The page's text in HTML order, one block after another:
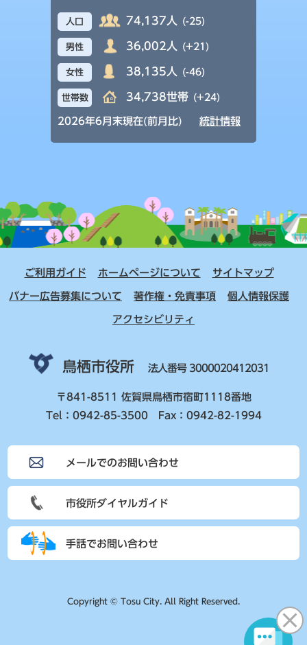
人口 74,137人 (-25)
男性 36,002人 (+21)
女性 38,135人 (-46)
世帯数 34,738世帯 (+24)
2026年6月末現在(前月比) 統計情報
ご利用ガイド ホームページについて サイトマップ
バナー広告募集について 著作権・免責事項 個人情報保護
アクセシビリティ
鳥栖市役所 法人番号 3000020412031
〒841-8511 佐賀県鳥栖市宿町1118番地
Tel：0942-85-3500 Fax：0942-82-1994
メールでのお問い合わせ
市役所ダイヤルガイド
手話でお問い合わせ
Copyright © Tosu City. All Right Reserved.